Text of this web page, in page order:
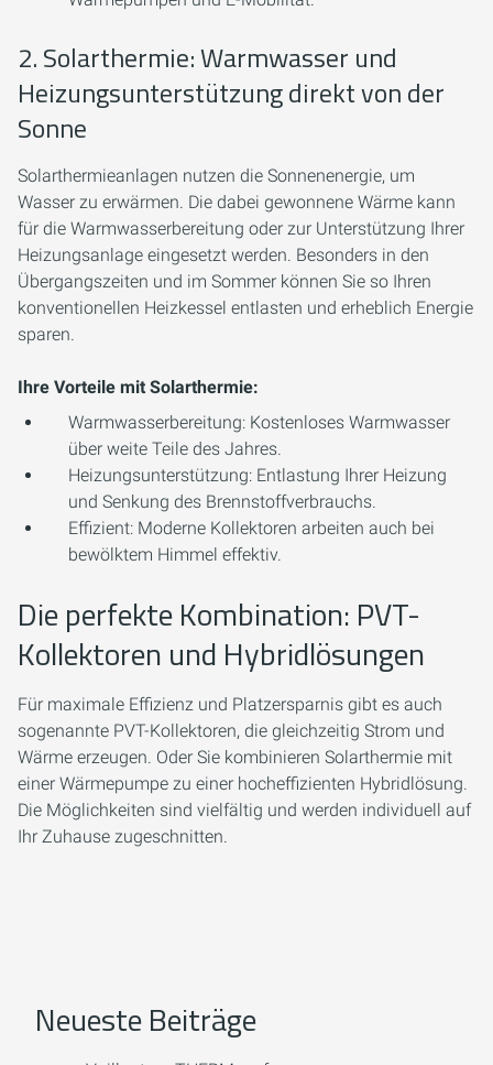
2. Solarthermie: Warmwasser und
Heizungsunterstützung direkt von der
Sonne
Solarthermieanlagen nutzen die Sonnenenergie, um
Wasser zu erwärmen. Die dabei gewonnene Wärme kann
für die Warmwasserbereitung oder zur Unterstützung Ihrer
Heizungsanlage eingesetzt werden. Besonders in den
Übergangszeiten und im Sommer können Sie so Ihren
konventionellen Heizkessel entlasten und erheblich Energie
sparen.
Ihre Vorteile mit Solarthermie:
Warmwasserbereitung: Kostenloses Warmwasser
über weite Teile des Jahres.
Heizungsunterstützung: Entlastung Ihrer Heizung
und Senkung des Brennstoffverbrauchs.
Effizient: Moderne Kollektoren arbeiten auch bei
bewölktem Himmel effektiv.
Die perfekte Kombination: PVT-
Kollektoren und Hybridlösungen
Für maximale Effizienz und Platzersparnis gibt es auch
sogenannte PVT-Kollektoren, die gleichzeitig Strom und
Wärme erzeugen. Oder Sie kombinieren Solarthermie mit
einer Wärmepumpe zu einer hocheffizienten Hybridlösung.
Die Möglichkeiten sind vielfältig und werden individuell auf
Ihr Zuhause zugeschnitten.
Neueste Beiträge